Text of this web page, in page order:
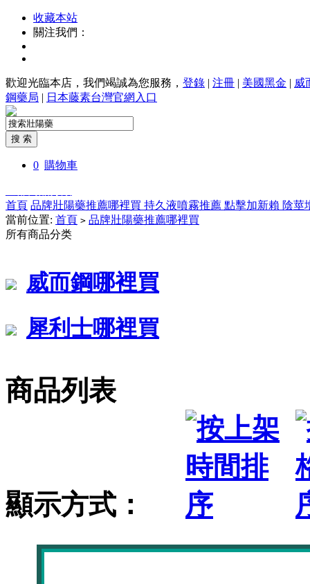
收藏本站
關注我們：
歡迎光臨本店，我們竭誠為您服務， 登錄 | 注冊 | 美國黑金 | 威
鋼藥局 | 日本藤素台灣官網入口
0 購物車
首頁 品牌壯陽藥推薦哪裡買 持久液噴霧推薦 點擊加新賴 陰莖
當前位置: 首頁 > 品牌壯陽藥推薦哪裡買
所有商品分类
威而鋼哪裡買
犀利士哪裡買
商品列表
顯示方式：